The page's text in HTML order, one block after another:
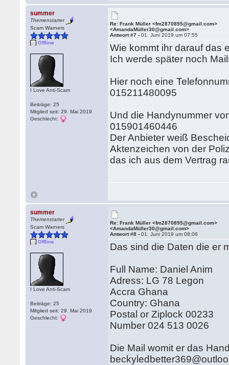
summer
Themenstarter
Scam Warners
Offline
I Love Anti-Scam
Beiträge: 25
Mitglied seit: 29. Mai 2019
Geschlecht:
Re: Frank Müller <fm2870895@gmail.com>
<AmandaMüller30@gmail.com>
Antwort #7 -01. Juni 2019 um 07:55
Wie kommt ihr darauf das
Ich werde später noch
Hier noch eine
015211480095
Und die Handynummer
015901460446
Der Anbieter weiß
Aktenzeichen von der
das ich aus dem Vertrag
summer
Themenstarter
Scam Warners
Offline
I Love Anti-Scam
Beiträge: 25
Mitglied seit: 29. Mai 2019
Geschlecht:
Re: Frank Müller <fm2870895@gmail.com>
<AmandaMüller30@gmail.com>
Antwort #8 -01. Juni 2019 um 08:06
Das sind die Daten die er
Full Name: Daniel Anim
Adress: LG 78 Legon
Accra Ghana
Country: Ghana
Postal or Ziplock 00233
Number 024 513 0026
Die Mail womit er das